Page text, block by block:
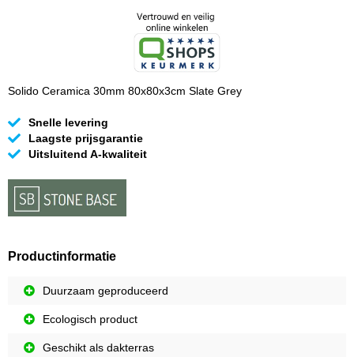
Solido Ceramica 30mm 80x80x3cm Slate Grey
Snelle levering
Laagste prijsgarantie
Uitsluitend A-kwaliteit
Productinformatie
Duurzaam geproduceerd
Ecologisch product
Geschikt als dakterras